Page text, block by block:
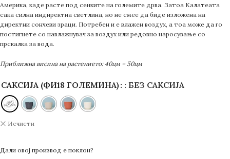
Америка, каде расте под сенките на големите дрва. Затоа Калатеата
сака силна индиректна светлина, но не смее да биде изложена на
директни сончеви зраци. Потребен и е влажен воздух, а тоа може да го
постигнете со навлажнувач за воздух или редовно наросување со
прскалка за вода.
Приближна висина на растението: 40цм – 50цм
САКСИЈА (ФИ18 ГОЛЕМИНА) : БЕЗ САКСИЈА
Исчисти
Дали овој производ е поклон?